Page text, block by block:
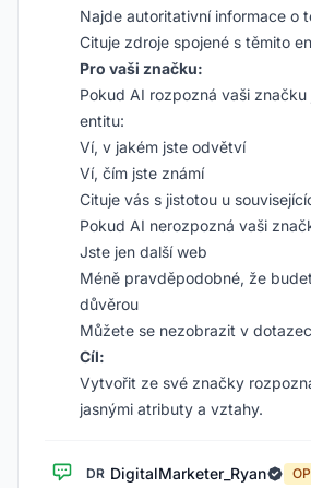
Najde autoritativní informace o
Cituje zdroje spojené s těmito
Pro vaši značku:
Pokud AI rozpozná vaši
entitu:
Ví, v jakém jste odvětví
Ví, čím jste známí
Cituje vás s jistotou u
Pokud AI nerozpozná vaši
Jste jen další web
Méně pravděpodobné, že
důvěrou
Můžete se nezobrazit v
Cíl:
Vytvořit ze své značky
jasnými atributy a vztahy.
DR DigitalMarketer_Ryan
OP